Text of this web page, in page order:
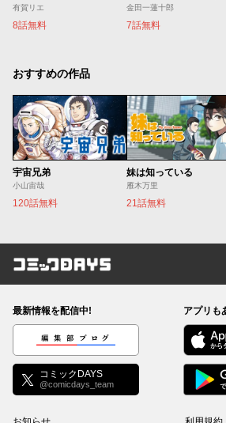
有賀リエ
8話無料
金田一蓮十郎
7話無料
おすすめの作品
宇宙兄弟
小山宙哉
120話無料
妹は知っている
雁木万里
21話無料
コミックDAYS
最新情報を配信中!
編集部ブログ
コミックDAYS
@comicdays_team
アプリも